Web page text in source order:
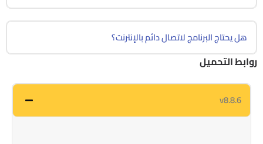
هل يحتاج البرنامج لاتصال دائم بالإنترنت؟
روابط التحميل
v8.8.6